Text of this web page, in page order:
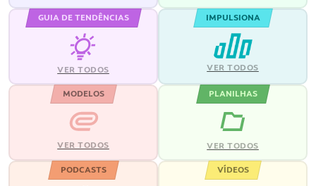
GUIA DE TENDÊNCIAS
VER TODOS
IMPULSIONA
VER TODOS
MODELOS
VER TODOS
PLANILHAS
VER TODOS
PODCASTS VÍDEOS